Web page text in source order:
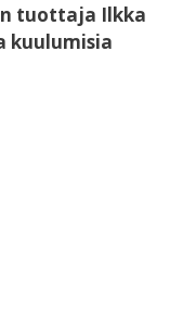
tuottaja Ilkka
kuulumisia